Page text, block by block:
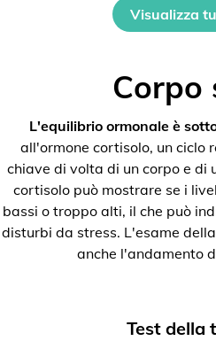
Visualizza
Corpo
L'equilibrio ormonale è
all'ormone cortisolo, un ciclo
chiave di volta di un corpo e di
cortisolo può mostrare se i
bassi o troppo alti, il che può
disturbi da stress. L'esame
anche l'andamento
Test della